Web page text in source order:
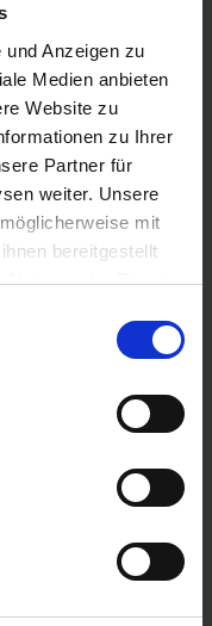
Anzeigen zu
Medien anbieten
Website zu
zu Ihrer
Partner für
weiter. Unsere
mit
bereitgestellt
Nutzung der Dienste